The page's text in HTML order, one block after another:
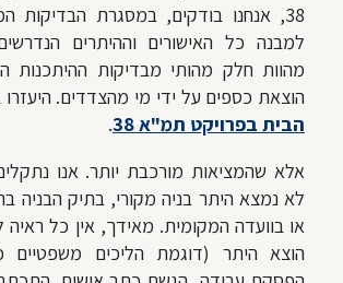
38, אנחנו בודקים, במסגרת הבדיקות
למבנה כל האישורים וההיתרים
מהוות חלק מהותי מבדיקות ההיתכנות
הוצאת כספים על ידי מי מהצדדים. היעזרו
הבית בפרויקט תמ"א 38
.
אלא שהמציאות מורכבת יותר. אנו
לא נמצא היתר בניה מקורי, בתיק הבניה
או בוועדה המקומית. מאידך, אין כל ראיה
הוצא היתר (דוגמת הליכים משפטיים